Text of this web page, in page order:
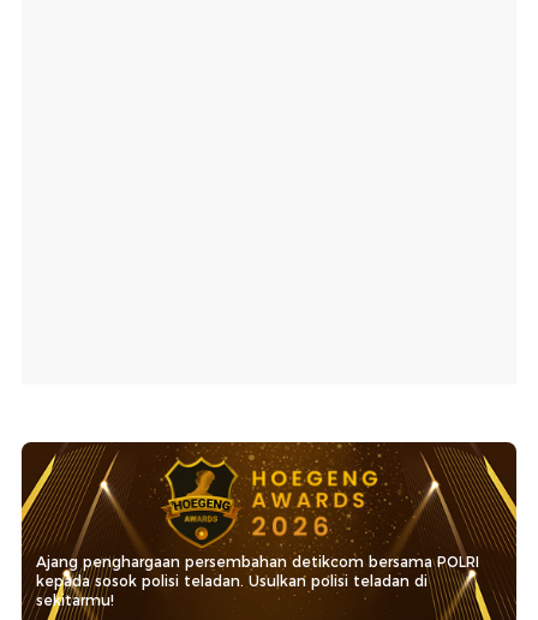
Ajang penghargaan persembahan detikcom bersama POLRI
kepada sosok polisi teladan. Usulkan polisi teladan di
sekitarmu!